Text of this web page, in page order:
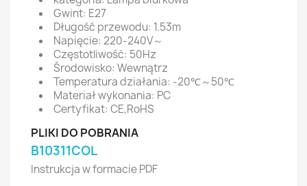
Gwint: E27
Długość przewodu: 1.53m
Napięcie: 220-240V～
Częstotliwość: 50Hz
Środowisko: Wewnątrz
Temperatura działania: -20℃～50℃
Materiał wykonania: PC
Certyfikat: CE,RoHS
PLIKI DO POBRANIA
B10311COL
Instrukcja w formacie PDF